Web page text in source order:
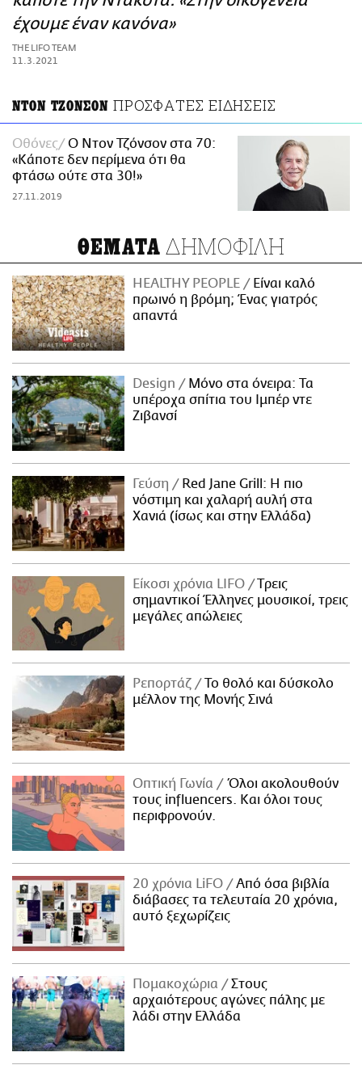
ΑΜΠΑ
PRINT
έχουμε έναν κανόνα»
THE LIFO TEAM
11.3.2021
ΝΤΟΝ ΤΖΟΝΣΟΝ ΠΡΟΣΦΑΤΕΣ ΕΙΔΗΣΕΙΣ
Οθόνες
Ο Ντον Τζόνσον στα 70:
«Κάποτε δεν περίμενα ότι θα
φτάσω ούτε στα 30!»
27.11.2019
ΘΕΜΑΤΑ ΔΗΜΟΦΙΛΗ
HEALTHY PEOPLE
Είναι καλό
πρωινό η βρόμη; Ένας γιατρός
απαντά
Design
Μόνο στα όνειρα: Τα
υπέροχα σπίτια του Ιμπέρ ντε
Ζιβανσί
Γεύση
Red Jane Grill: Η πιο
νόστιμη και χαλαρή αυλή στα
Χανιά (ίσως και στην Ελλάδα)
Είκοσι χρόνια LIFO
Tρεις
σημαντικοί Έλληνες μουσικοί, τρεις
μεγάλες απώλειες
Ρεπορτάζ
Το θολό και δύσκολο
μέλλον της Μονής Σινά
Οπτική Γωνία
Όλοι ακολουθούν
τους influencers. Και όλοι τους
περιφρονούν.
20 χρόνια LiFO
Από όσα βιβλία
διάβασες τα τελευταία 20 χρόνια,
αυτό ξεχωρίζεις
Πομακοχώρια
Στους
αρχαιότερους αγώνες πάλης με
λάδι στην Ελλάδα